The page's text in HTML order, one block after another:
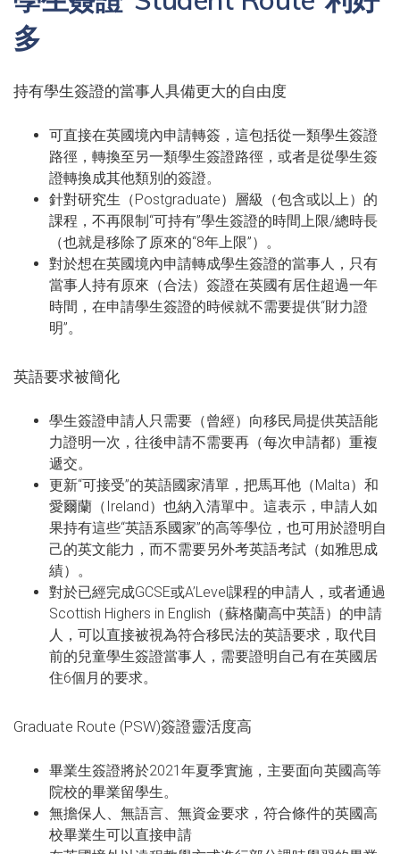
多
持有學生簽證的當事人具備更大的自由度
可直接在英國境內申請轉簽，這包括從一類學生簽證
路徑，轉換至另一類學生簽證路徑，或者是從學生簽
證轉換成其他類別的簽證。
針對研究生（Postgraduate）層級（包含或以上）的
課程，不再限制“可持有”學生簽證的時間上限/總時長
（也就是移除了原來的“8年上限”）。
對於想在英國境內申請轉成學生簽證的當事人，只有
當事人持有原來（合法）簽證在英國有居住超過一年
時間，在申請學生簽證的時候就不需要提供“財力證
明”。
英語要求被簡化
學生簽證申請人只需要（曾經）向移民局提供英語能
力證明一次，往後申請不需要再（每次申請都）重複
遞交。
更新“可接受”的英語國家清單，把馬耳他（Malta）和
愛爾蘭（Ireland）也納入清單中。這表示，申請人如
果持有這些“英語系國家”的高等學位，也可用於證明自
己的英文能力，而不需要另外考英語考試（如雅思成
績）。
對於已經完成GCSE或A’Level課程的申請人，或者通過
Scottish Highers in English（蘇格蘭高中英語）的申請
人，可以直接被視為符合移民法的英語要求，取代目
前的兒童學生簽證當事人，需要證明自己有在英國居
住6個月的要求。
Graduate Route (PSW)簽證靈活度高
畢業生簽證將於2021年夏季實施，主要面向英國高等
院校的畢業留學生。
無擔保人、無語言、無資金要求，符合條件的英國高
校畢業生可以直接申請